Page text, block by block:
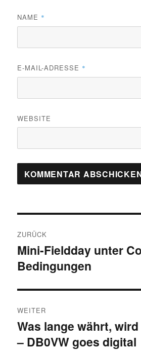
NAME *
E-MAIL-ADRESSE *
WEBSITE
ZURÜCK
Vorheriger
Beitrag:
Mini-Fieldday unter
Bedingungen
WEITER
Nächster
Beitrag:
Was lange währt,
– DB0VW goes digital